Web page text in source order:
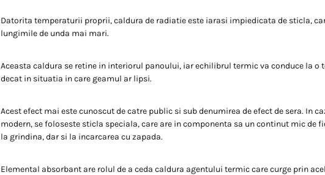
Datorita temperaturii proprii, caldura de radiatie este iarasi impiedicata de sticla,
lungimile de unda mai mari.
Aceasta caldura se retine in interiorul panoului, iar echilibrul termic va conduce la o
decat in situatia in care geamul ar lipsi.
Acest efect mai este cunoscut de catre public si sub denumirea de efect de sera. In
modern, se foloseste sticla speciala, care are in componenta sa un continut mic de
la grindina, dar si la incarcarea cu zapada.
Elemental absorbant are rolul de a ceda caldura agentului termic care curge prin